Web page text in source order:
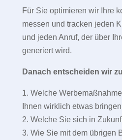
Für Sie optimieren wir Ihre
messen und tracken jeden
und jeden Anruf, der über
generiert wird.
Danach entscheiden wir
1. Welche
Ihnen wirklich etwas
2. Welche Sie sich in
3. Wie Sie mit dem übrigen